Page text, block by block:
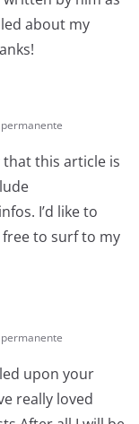
about my
that this article is
I’d like to
free to surf to my
upon your
really loved